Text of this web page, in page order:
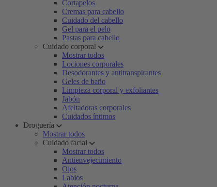
Cortapelos
Cremas para cabello
Cuidado del cabello
Gel para el pelo
Pastas para cabello
Cuidado corporal
Mostrar todos
Lociones corporales
Desodorantes y antitranspirantes
Geles de baño
Limpieza corporal y exfoliantes
Jabón
Afeitadoras corporales
Cuidados íntimos
Droguería
Mostrar todos
Cuidado facial
Mostrar todos
Antienvejecimiento
Ojos
Labios